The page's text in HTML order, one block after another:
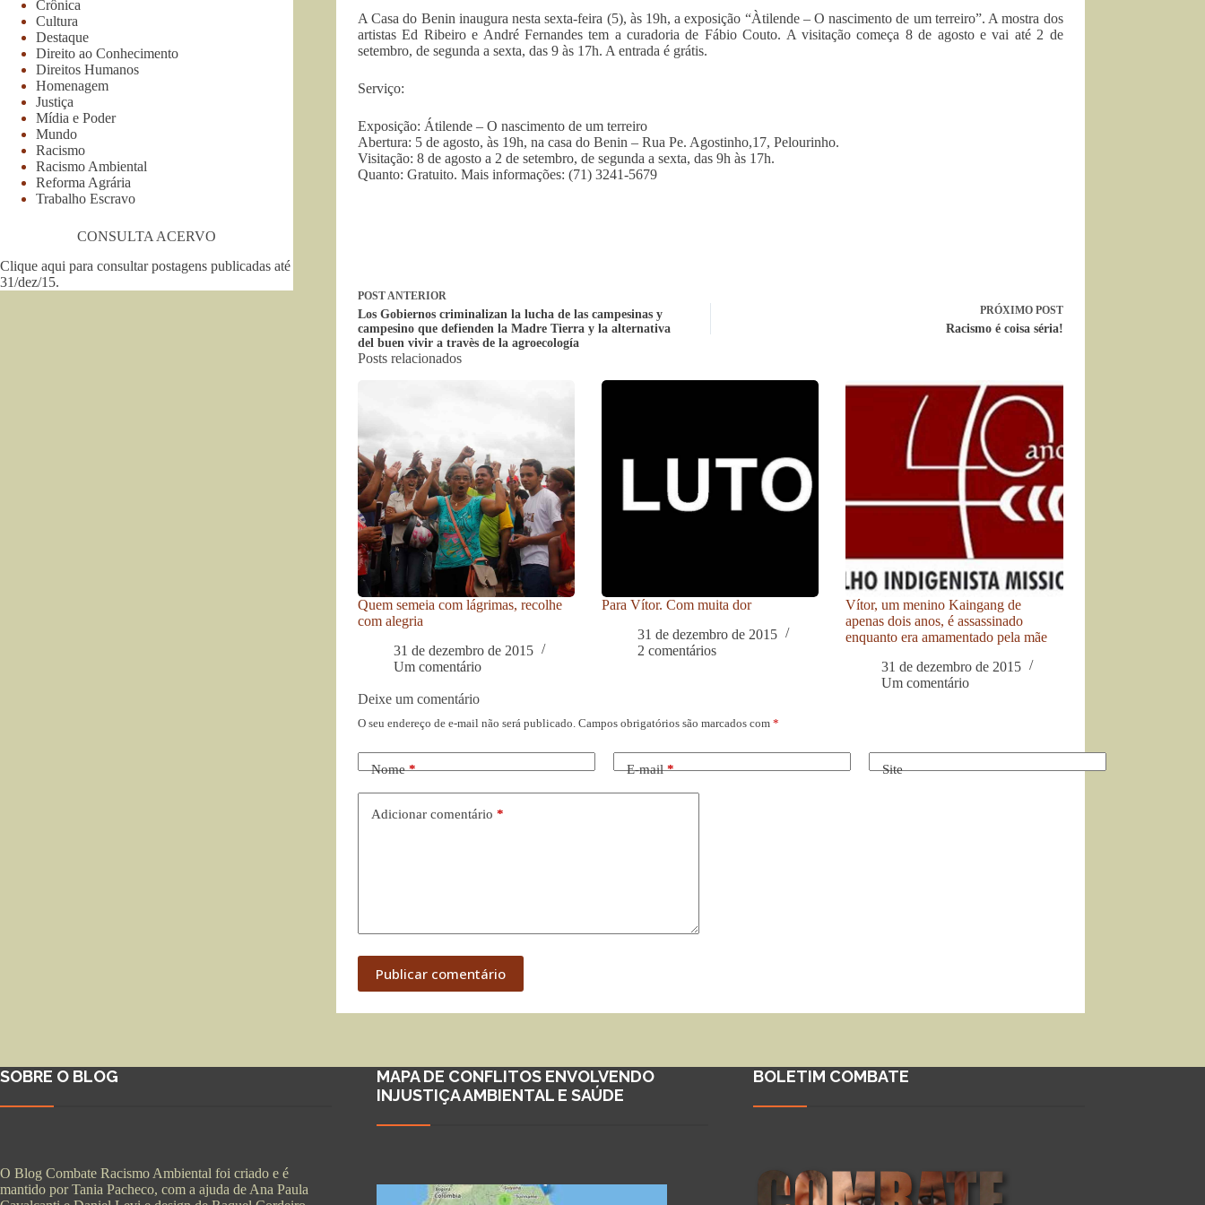
A Casa do Benin inaugura nesta sexta-feira (5), às 19h, a exposição “Àtilende – O nascimento de um terreiro”. A mostra dos
artistas Ed Ribeiro e André Fernandes tem a curadoria de Fábio Couto. A visitação começa 8 de agosto e vai até 2 de
setembro, de segunda a sexta, das 9 às 17h. A entrada é grátis.
Serviço:
Exposição: Átilende – O nascimento de um terreiro
Abertura: 5 de agosto, às 19h, na casa do Benin – Rua Pe. Agostinho,17, Pelourinho.
Visitação: 8 de agosto a 2 de setembro, de segunda a sexta, das 9h às 17h.
Quanto: Gratuito. Mais informações: (71) 3241-5679
POSTANTERIOR
Los Gobiernos criminalizan la lucha de las campesinas y
campesino que defienden la Madre Tierra y la alternativa
del buen vivir a travès de la agroecología
PRÓXIMO POST
Racismo é coisa séria!
Posts relacionados
Quem semeia com lágrimas, recolhe
com alegria
31 de dezembro de 2015
Um comentário
Para Vítor. Com muita dor
31 de dezembro de 2015
2 comentários
Vítor, um menino Kaingang de
apenas dois anos, é assassinado
enquanto era amamentado pela mãe
31 de dezembro de 2015
Um comentário
Deixe um comentário
O seu endereço de e-mail não será publicado. Campos obrigatórios são marcados com *
Nome* E-mail* Site
Adicionar comentário *
Publicar comentário
Crônica
Cultura
Destaque
Direito ao Conhecimento
Direitos Humanos
Homenagem
Justiça
Mídia e Poder
Mundo
Racismo
Racismo Ambiental
Reforma Agrária
Trabalho Escravo
CONSULTA ACERVO
Clique aqui para consultar postagens publicadas até
31/dez/15.
SOBRE O BLOG
O Blog Combate Racismo Ambiental foi criado e é
mantido por Tania Pacheco, com a ajuda de Ana Paula
MAPA DE CONFLITOS ENVOLVENDO
INJUSTIÇA AMBIENTAL E SAÚDE
BOLETIM COMBATE